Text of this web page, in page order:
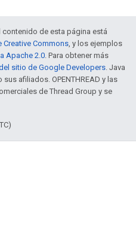
de esta página está
Creative Commons, y los ejemplos
Apache 2.0. Para obtener más
sitio de Google Developers. Java
afiliados. OPENTHREAD y las
de Thread Group y se